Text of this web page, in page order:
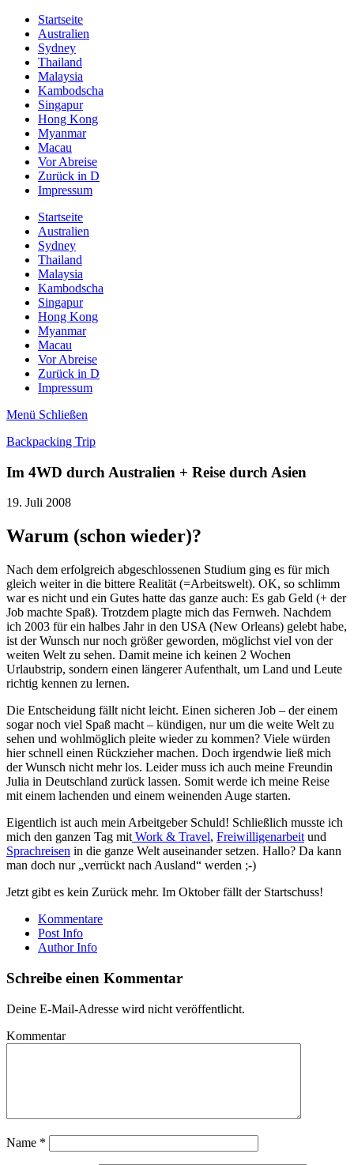
Startseite
Australien
Sydney
Thailand
Malaysia
Kambodscha
Singapur
Hong Kong
Myanmar
Macau
Vor Abreise
Zurück in D
Impressum
Startseite
Australien
Sydney
Thailand
Malaysia
Kambodscha
Singapur
Hong Kong
Myanmar
Macau
Vor Abreise
Zurück in D
Impressum
Menü Schließen
Backpacking Trip
Im 4WD durch Australien + Reise durch Asien
19. Juli 2008
Warum (schon wieder)?
Nach dem erfolgreich abgeschlossenen Studium ging es für mich
gleich weiter in die bittere Realität (=Arbeitswelt). OK, so schlimm
war es nicht und ein Gutes hatte das ganze auch: Es gab Geld (+ der
Job machte Spaß). Trotzdem plagte mich das Fernweh. Nachdem
ich 2003 für ein halbes Jahr in den USA (New Orleans) gelebt habe,
ist der Wunsch nur noch größer geworden, möglichst viel von der
weiten Welt zu sehen. Damit meine ich keinen 2 Wochen
Urlaubstrip, sondern einen längerer Aufenthalt, um Land und Leute
richtig kennen zu lernen.
Die Entscheidung fällt nicht leicht. Einen sicheren Job – der einem
sogar noch viel Spaß macht – kündigen, nur um die weite Welt zu
sehen und wohlmöglich pleite wieder zu kommen? Viele würden
hier schnell einen Rückzieher machen. Doch irgendwie ließ mich
der Wunsch nicht mehr los. Leider muss ich auch meine Freundin
Julia in Deutschland zurück lassen. Somit werde ich meine Reise
mit einem lachenden und einem weinenden Auge starten.
Eigentlich ist auch mein Arbeitgeber Schuld! Schließlich musste ich
mich den ganzen Tag mit Work & Travel, Freiwilligenarbeit und
Sprachreisen in die ganze Welt auseinander setzen. Hallo? Da kann
man doch nur „verrückt nach Ausland“ werden ;-)
Jetzt gibt es kein Zurück mehr. Im Oktober fällt der Startschuss!
Kommentare
Post Info
Author Info
Schreibe einen Kommentar
Deine E-Mail-Adresse wird nicht veröffentlicht.
Kommentar
Name *